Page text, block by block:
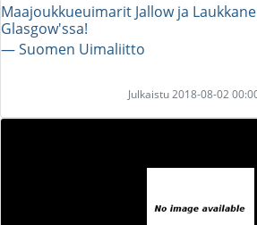
Maajoukkueuimarit Jallow ja
Glasgow'ssa!
― Suomen Uimaliitto
Julkaistu 2018-08-02